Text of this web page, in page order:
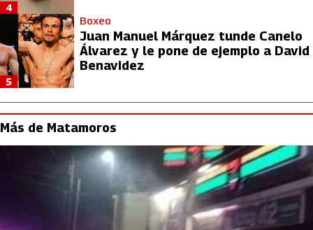
4
Boxeo
Juan Manuel Márquez tunde Canelo
Álvarez y le pone de ejemplo a David
Benavidez
5
Más de Matamoros